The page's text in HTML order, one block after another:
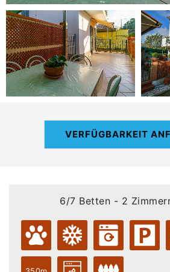
VERFÜGBARKEIT
6/7 Betten - 2